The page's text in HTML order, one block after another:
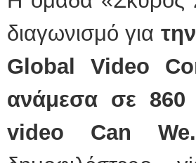
διαγωνισμό για
Global Video
ανάμεσα σε
video Can We.